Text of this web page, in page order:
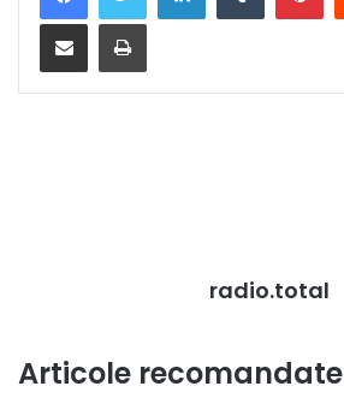
Distribuie prin mail Tipărește
radio.total
Articole recomandate